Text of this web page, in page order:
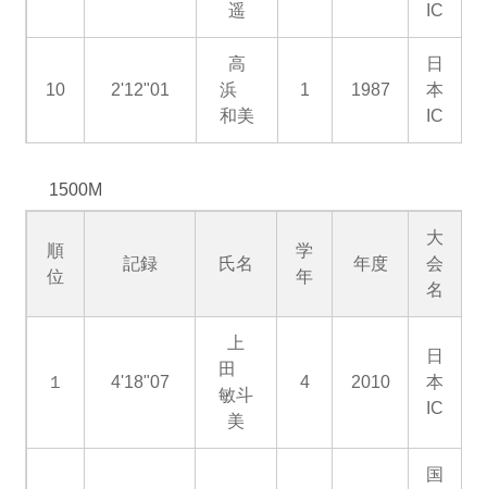
遥
IC
10 2'12"01
高
浜
和美
1 1987
日
本
IC
1500M
順
位
記録 氏名
学
年
年度
大
会
名
１ 4'18"07
上
田
敏斗
美
4 2010
日
本
IC
国